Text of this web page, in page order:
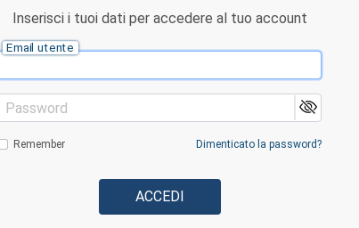
Inserisci i tuoi dati per accedere al tuo account
Email utente
Password
Remember Dimenticato la password?